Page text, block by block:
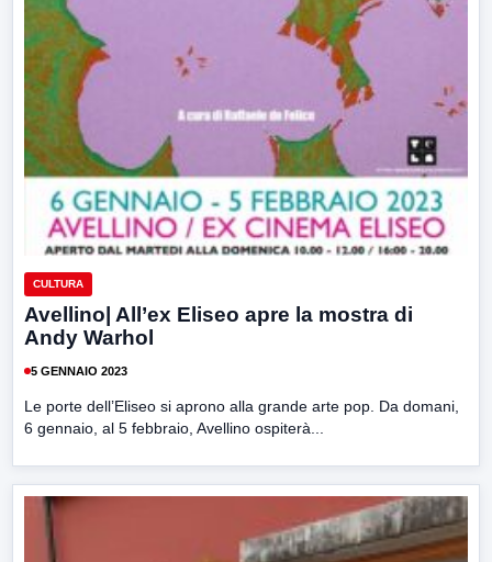
CULTURA
Avellino| All’ex Eliseo apre la mostra di
Andy Warhol
5 GENNAIO 2023
Le porte dell’Eliseo si aprono alla grande arte pop. Da domani,
6 gennaio, al 5 febbraio, Avellino ospiterà...